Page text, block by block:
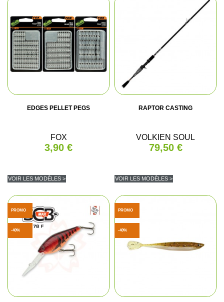
EDGES PELLET PEGS
FOX
3,90 €
VOIR LES MODÈLES >
RAPTOR CASTING
VOLKIEN SOUL
79,50 €
VOIR LES MODÈLES >
PROMO
-40%
PROMO
-40%